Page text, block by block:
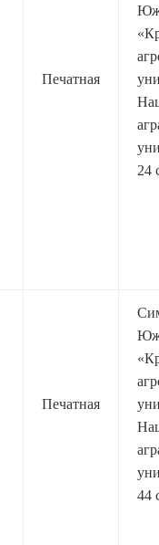
Печатная
24
Печатная
44